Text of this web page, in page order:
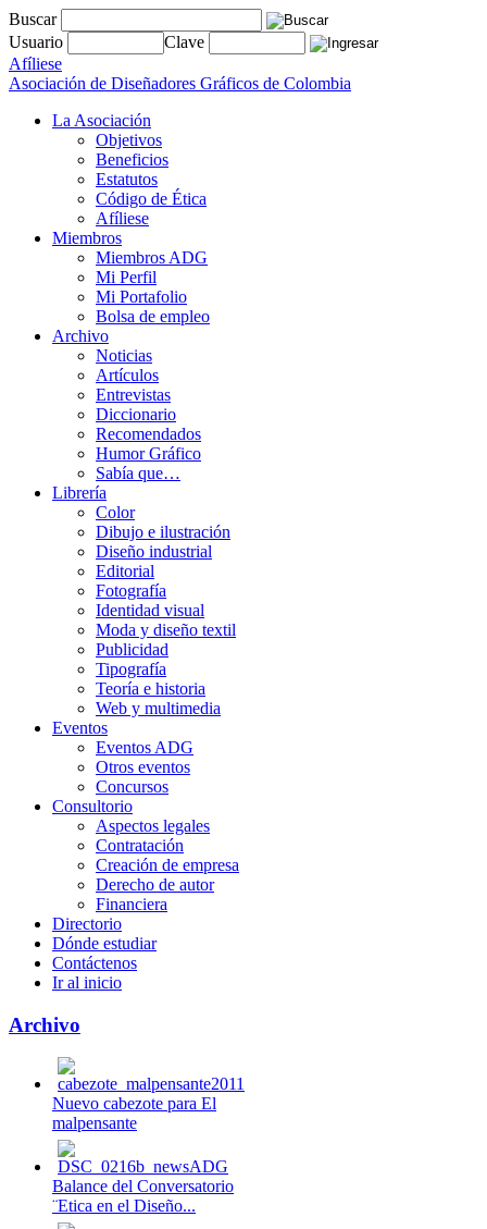
Buscar
Usuario
Clave
Afíliese
Asociación de Diseñadores Gráficos de Colombia
La Asociación
Objetivos
Beneficios
Estatutos
Código de Ética
Afíliese
Miembros
Miembros ADG
Mi Perfil
Mi Portafolio
Bolsa de empleo
Archivo
Noticias
Artículos
Entrevistas
Diccionario
Recomendados
Humor Gráfico
Sabía que…
Librería
Color
Dibujo e ilustración
Diseño industrial
Editorial
Fotografía
Identidad visual
Moda y diseño textil
Publicidad
Tipografía
Teoría e historia
Web y multimedia
Eventos
Eventos ADG
Otros eventos
Concursos
Consultorio
Aspectos legales
Contratación
Creación de empresa
Derecho de autor
Financiera
Directorio
Dónde estudiar
Contáctenos
Ir al inicio
Archivo
Nuevo cabezote para El
malpensante
Balance del Conversatorio
¨Etica en el Diseño...